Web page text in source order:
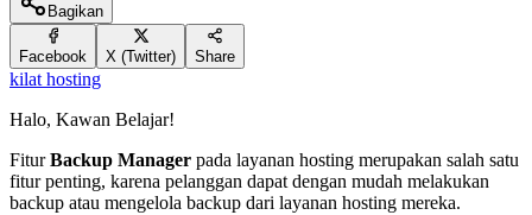
Bagikan
Facebook X (Twitter) Share
kilat hosting
Halo, Kawan Belajar!
FiturBackup Manager pada layanan hosting merupakan salah satu
fitur penting, karena pelanggan dapat dengan mudah melakukan
backup atau mengelola backup dari layanan hosting mereka.